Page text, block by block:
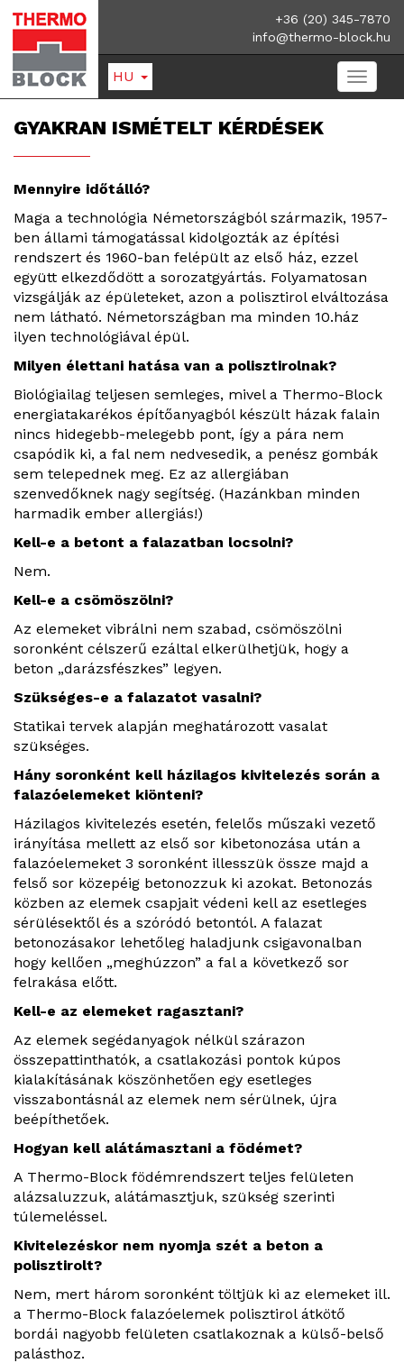
+36 (20) 345-7870
info@thermo-block.hu
HU
GYAKRAN ISMÉTELT KÉRDÉSEK
Mennyire időtálló?
Maga a technológia Németországból származik, 1957-
ben állami támogatással kidolgozták az építési
rendszert és 1960-ban felépült az első ház, ezzel
együtt elkezdődött a sorozatgyártás. Folyamatosan
vizsgálják az épületeket, azon a polisztirol elváltozása
nem látható. Németországban ma minden 10.ház
ilyen technológiával épül.
Milyen élettani hatása van a polisztirolnak?
Biológiailag teljesen semleges, mivel a Thermo-Block
energiatakarékos építőanyagból készült házak falain
nincs hidegebb-melegebb pont, így a pára nem
csapódik ki, a fal nem nedvesedik, a penész gombák
sem telepednek meg. Ez az allergiában
szenvedőknek nagy segítség. (Hazánkban minden
harmadik ember allergiás!)
Kell-e a betont a falazatban locsolni?
Nem.
Kell-e a csömöszölni?
Az elemeket vibrálni nem szabad, csömöszölni
soronként célszerű ezáltal elkerülhetjük, hogy a
beton „darázsfészkes” legyen.
Szükséges-e a falazatot vasalni?
Statikai tervek alapján meghatározott vasalat
szükséges.
Hány soronként kell házilagos kivitelezés során a
falazóelemeket kiönteni?
Házilagos kivitelezés esetén, felelős műszaki vezető
irányítása mellett az első sor kibetonozása után a
falazóelemeket 3 soronként illesszük össze majd a
felső sor közepéig betonozzuk ki azokat. Betonozás
közben az elemek csapjait védeni kell az esetleges
sérülésektől és a szóródó betontól. A falazat
betonozásakor lehetőleg haladjunk csigavonalban
hogy kellően „meghúzzon” a fal a következő sor
felrakása előtt.
Kell-e az elemeket ragasztani?
Az elemek segédanyagok nélkül szárazon
összepattinthatók, a csatlakozási pontok kúpos
kialakításának köszönhetően egy esetleges
visszabontásnál az elemek nem sérülnek, újra
beépíthetőek.
Hogyan kell alátámasztani a födémet?
A Thermo-Block födémrendszert teljes felületen
alázsaluzzuk, alátámasztjuk, szükség szerinti
túlemeléssel.
Kivitelezéskor nem nyomja szét a beton a
polisztirolt?
Nem, mert három soronként töltjük ki az elemeket ill.
a Thermo-Block falazóelemek polisztirol átkötő
bordái nagyobb felületen csatlakoznak a külső-belső
palásthoz.